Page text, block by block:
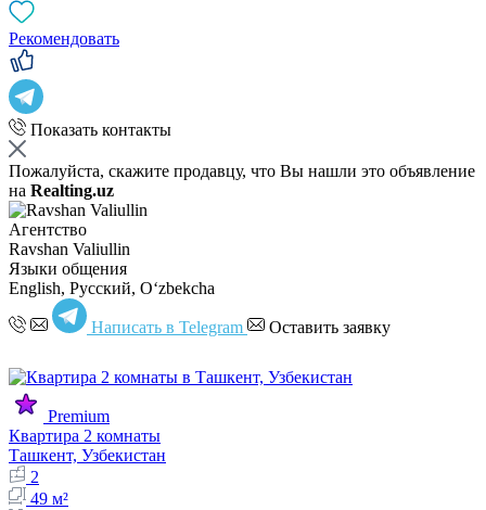
Рекомендовать
Показать контакты
Пожалуйста, скажите продавцу, что Вы нашли это объявление
на Realting.uz
Агентство
Ravshan Valiullin
Языки общения
English, Русский, Oʻzbekcha
Написать в Telegram Оставить заявку
Premium
Квартира 2 комнаты
Ташкент, Узбекистан
2
49 м²